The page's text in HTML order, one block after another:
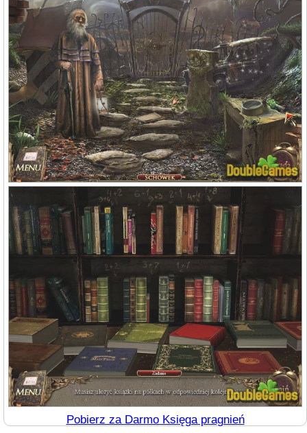
Pobierz za Darmo Księga pragnień